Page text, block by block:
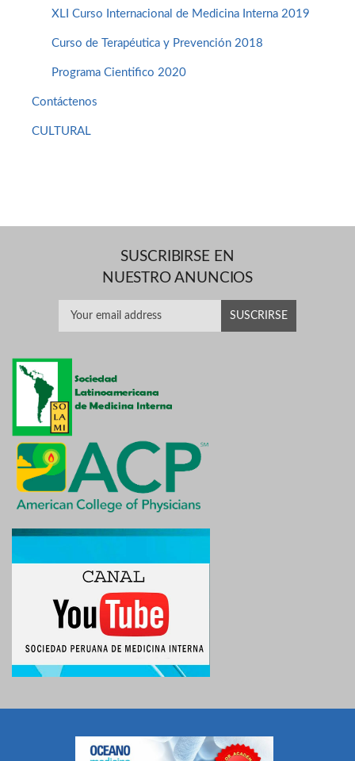
XLI Curso Internacional de Medicina Interna 2019
Curso de Terapéutica y Prevención 2018
Programa Cientifico 2020
Contáctenos
CULTURAL
SUSCRIBIRSE EN
NUESTRO ANUNCIOS